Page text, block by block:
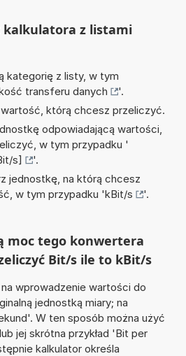
kalkulatora z listami
kategorię z listy, w tym
transferu danych
'.
którą chcesz przeliczyć.
odpowiadającą wartości,
w tym przypadku '
s]
'.
jednostkę, na którą chcesz
w tym przypadku 'kBit/s '.
moc tego konwertera
Bit/s ile to kBit/s
wprowadzenie wartości do
jednostką miary; na
W ten sposób można użyć
jej skrótna przykład 'Bit per
kalkulator określa